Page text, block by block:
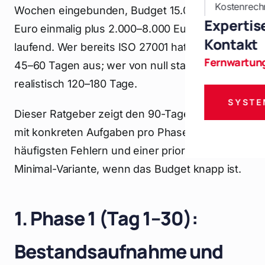
Kontakt
Wochen eingebunden, Budget 15.000–40.000
Euro einmalig plus 2.000–8.000 Euro monatlich
laufend. Wer bereits ISO 27001 hat, kommt mit
45–60 Tagen aus; wer von null startet, braucht
realistisch 120–180 Tage.
Dieser Ratgeber zeigt den 90-Tage-Fahrplan
mit konkreten Aufgaben pro Phase, den 7
häufigsten Fehlern und einer priorisierten
Minimal-Variante, wenn das Budget knapp ist.
1. Phase 1 (Tag 1–30):
Bestandsaufnahme und